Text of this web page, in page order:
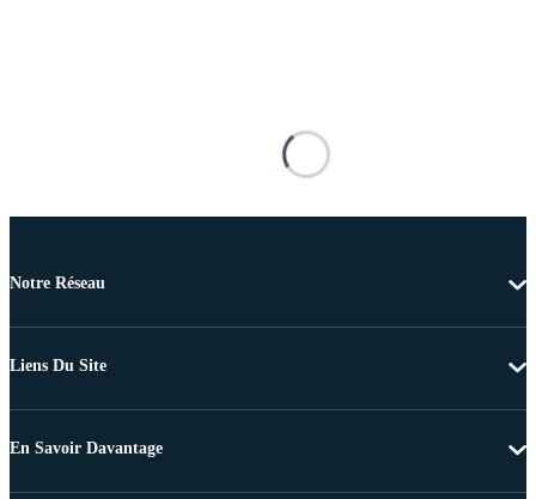
Notre Réseau
Liens Du Site
En Savoir Davantage